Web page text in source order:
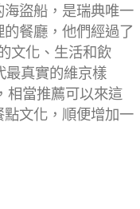
盜船，是瑞典唯一
餐廳，他們經過了
文化、生活和飲
真實的維京樣
相當推薦可以來這
文化，順便增加一